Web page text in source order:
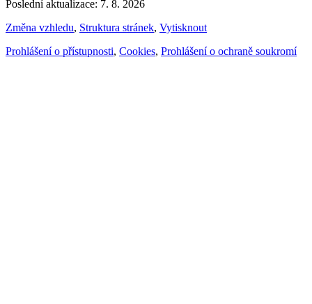
Poslední aktualizace: 7. 8. 2026
Změna vzhledu, Struktura stránek, Vytisknout
Prohlášení o přístupnosti, Cookies, Prohlášení o ochraně soukromí